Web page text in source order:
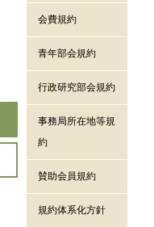
会費規約
青年部会規約
行政研究部会規約
事務局所在地等規
約
賛助会員規約
規約体系化方針